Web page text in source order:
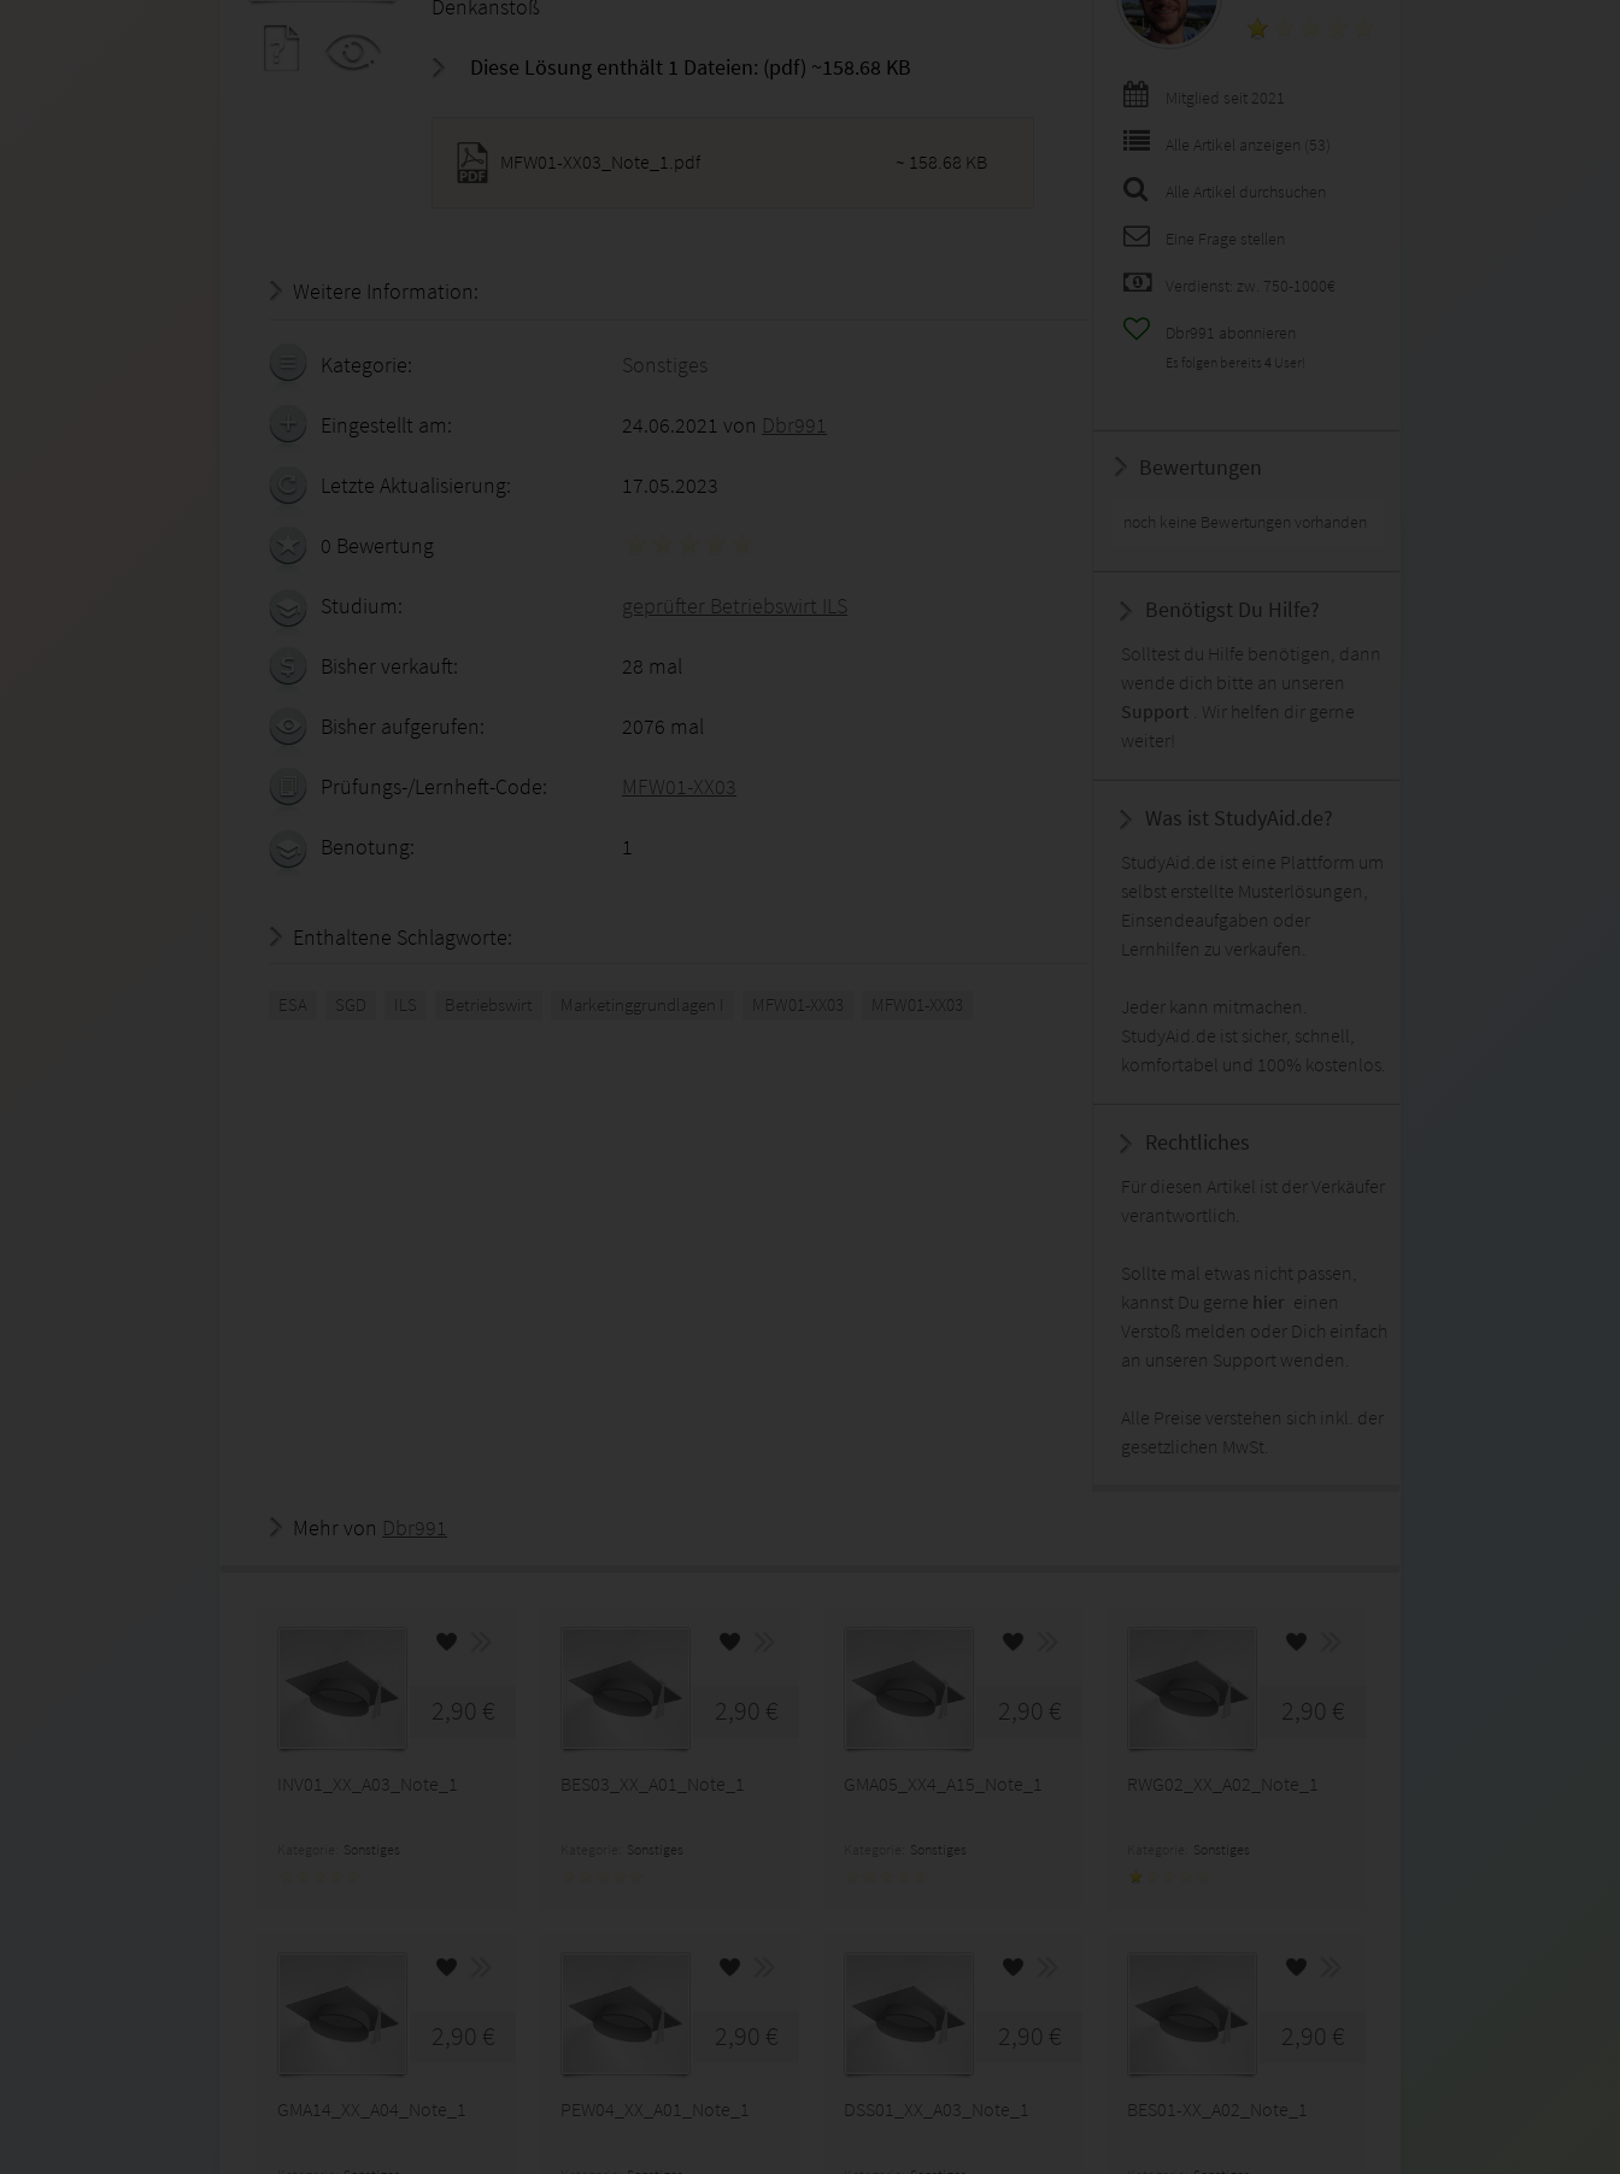
Denkanstoß
Diese Lösung enthält 1 Dateien: (pdf) ~158.68 KB
MFW01-XX03_Note_1.pdf ~ 158.68 KB
Weitere Information:
Kategorie: Sonstiges
Eingestellt am: 24.06.2021 von Dbr991
Letzte Aktualisierung: 17.05.2023
0 Bewertung
Studium: geprüfter Betriebswirt ILS
Bisher verkauft: 28 mal
Bisher aufgerufen: 2076 mal
Prüfungs-/Lernheft-Code: MFW01-XX03
Benotung: 1
Enthaltene Schlagworte:
ESA SGD ILS Betriebswirt Marketinggrundlagen I MFW01-XX03 MFW01-XX03
Mitglied seit 2021
Alle Artikel anzeigen (53)
Alle Artikel durchsuchen
Eine Frage stellen
Verdienst: zw. 750-1000€
Dbr991 abonnieren
Es folgen bereits 4 User!
Bewertungen
noch keine Bewertungen vorhanden
Benötigst Du Hilfe?
Solltest du Hilfe benötigen, dann
wende dich bitte an unseren
Support . Wir helfen dir gerne
weiter!
Was ist StudyAid.de?
StudyAid.de ist eine Plattform um
selbst erstellte Musterlösungen,
Einsendeaufgaben oder
Lernhilfen zu verkaufen.
Jeder kann mitmachen.
StudyAid.de ist sicher, schnell,
komfortabel und 100% kostenlos.
Rechtliches
Für diesen Artikel ist der Verkäufer
verantwortlich.
Sollte mal etwas nicht passen,
kannst Du gerne hier einen
Verstoß melden oder Dich einfach
an unseren Support wenden.
Alle Preise verstehen sich inkl. der
gesetzlichen MwSt.
Mehr von Dbr991
2,90 €
INV01_XX_A03_Note_1
Sonstiges
2,90 €
BES03_XX_A01_Note_1
Sonstiges
2,90 €
GMA05_XX4_A15_Note_1
Sonstiges
2,90 €
RWG02_XX_A02_Note_1
Sonstiges
2,90 €
GMA14_XX_A04_Note_1
2,90 €
PEW04_XX_A01_Note_1
2,90 €
DSS01_XX_A03_Note_1
2,90 €
BES01-XX_A02_Note_1